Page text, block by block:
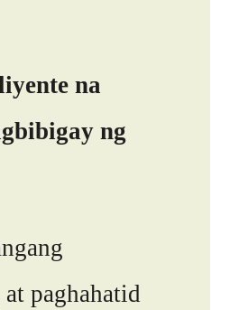
na
ng
paghahatid